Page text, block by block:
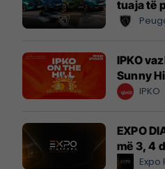
tuaja të
IPKO
Sunny
IPKO
EXPO
më 3, 4
Expo